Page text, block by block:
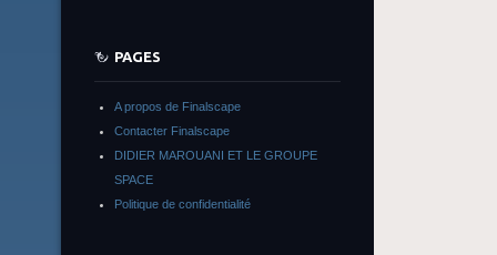
PAGES
A propos de Finalscape
Contacter Finalscape
DIDIER MAROUANI ET LE GROUPE
SPACE
Politique de confidentialité